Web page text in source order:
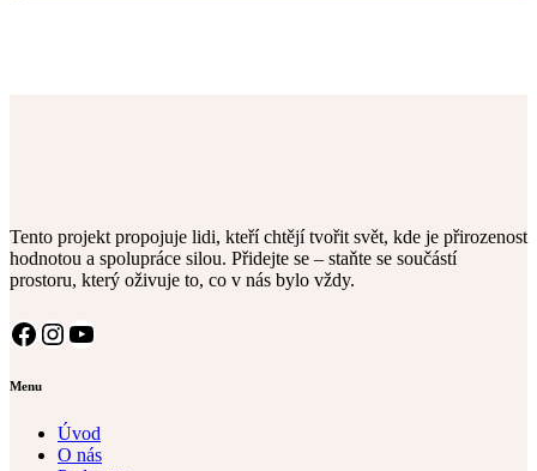
Tento projekt propojuje lidi, kteří chtějí tvořit svět, kde je přirozenost
hodnotou a spolupráce silou. Přidejte se – staňte se součástí
prostoru, který oživuje to, co v nás bylo vždy.
Facebook
Instagram
YouTube
Menu
Úvod
O nás